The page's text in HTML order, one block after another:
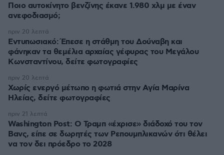
Ποιο αυτοκίνητο βενζίνης έκανε 1.980 χλμ με έναν
ανεφοδιασμό;
Εντυπωσιακό: Έπεσε η στάθμη του Δούναβη και
φάνηκαν τα θεμέλια αρχαίας γέφυρας του Μεγάλου
Κωνσταντίνου, δείτε φωτογραφίες
πριν 20 λεπτά
Χωρίς ενεργό μέτωπο η φωτιά στην Aγία Μαρίνα
Ηλείας, δείτε φωτογραφίες
πριν 20 λεπτά
Washington Post: Ο Τραμπ «έχρισε» διάδοχό του τον
Βανς, είπε σε δωρητές των Ρεπουμπλικανών ότι θέλει
να τον δει πρόεδρο το 2028
πριν 21 λεπτά